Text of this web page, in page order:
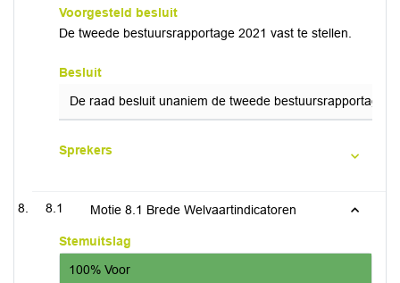
Voorgesteld besluit
De tweede bestuursrapportage 2021 vast te stellen.
Besluit
De raad besluit unaniem de tweede bestuursrapportage
Sprekers
8.1 Motie 8.1 Brede Welvaartindicatoren
Stemuitslag
100% Voor